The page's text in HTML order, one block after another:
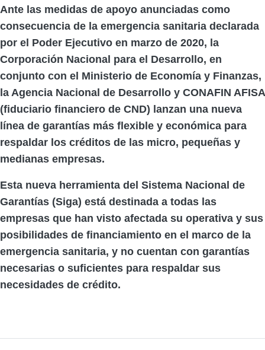
Ante las medidas de apoyo anunciadas como
consecuencia de la emergencia sanitaria declarada
por el Poder Ejecutivo en marzo de 2020, la
Corporación Nacional para el Desarrollo, en
conjunto con el Ministerio de Economía y Finanzas,
la Agencia Nacional de Desarrollo y CONAFIN AFISA
(fiduciario financiero de CND) lanzan una nueva
línea de garantías más flexible y económica para
respaldar los créditos de las micro, pequeñas y
medianas empresas.
Esta nueva herramienta del Sistema Nacional de
Garantías (Siga) está destinada a todas las
empresas que han visto afectada su operativa y sus
posibilidades de financiamiento en el marco de la
emergencia sanitaria, y no cuentan con garantías
necesarias o suficientes para respaldar sus
necesidades de crédito.